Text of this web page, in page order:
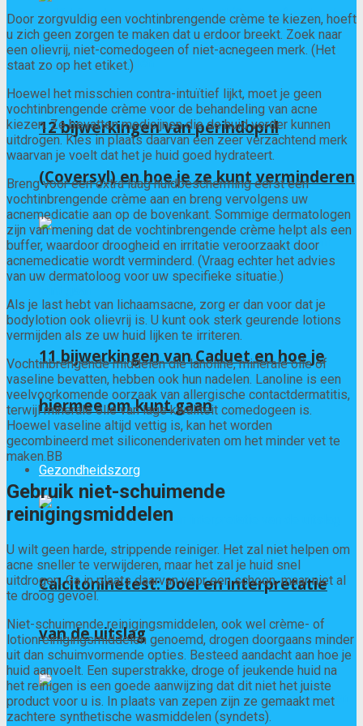
12 bijwerkingen van perindopril
(Coversyl) en hoe je ze kunt verminderen
11 bijwerkingen van Caduet en hoe je
hiermee om kunt gaan
Gezondheidszorg
Calcitoninetest: Doel en interpretatie
van de uitslag
Door zorgvuldig een vochtinbrengende crème te kiezen, hoeft
u zich geen zorgen te maken dat u erdoor breekt. Zoek naar
een olievrij, niet-comedogeen of niet-acnegeen merk. (Het
staat zo op het etiket.)
Hoewel het misschien contra-intuïtief lijkt, moet je geen
vochtinbrengende crème voor de behandeling van acne
kiezen. Ze bevatten medicijnen die de huid verder kunnen
uitdrogen. Kies in plaats daarvan een zeer verzachtend merk
waarvan je voelt dat het je huid goed hydrateert.
Breng voor een extra laag huidbescherming eerst een
vochtinbrengende crème aan en breng vervolgens uw
acnemedicatie aan op de bovenkant. Sommige dermatologen
zijn van mening dat de vochtinbrengende crème helpt als een
buffer, waardoor droogheid en irritatie veroorzaakt door
acnemedicatie wordt verminderd. (Vraag echter het advies
van uw dermatoloog voor uw specifieke situatie.)
Als je last hebt van lichaamsacne, zorg er dan voor dat je
bodylotion ook olievrij is. U kunt ook sterk geurende lotions
vermijden als ze uw huid lijken te irriteren.
Vochtinbrengende middelen die lanoline, minerale olie of
vaseline bevatten, hebben ook hun nadelen. Lanoline is een
veelvoorkomende oorzaak van allergische contactdermatitis,
terwijl minerale olie van lage kwaliteit comedogeen is.
Hoewel vaseline altijd vettig is, kan het worden
gecombineerd met siliconenderivaten om het minder vet te
maken. B B
Gebruik niet-schuimende
reinigingsmiddelen
U wilt geen harde, strippende reiniger. Het zal niet helpen om
acne sneller te verwijderen, maar het zal je huid snel
uitdrogen. Ga in plaats daarvan voor een schoon, maar niet al
te droog gevoel.
Niet-schuimende reinigingsmiddelen, ook wel crème- of
lotionreinigingsmiddelen genoemd, drogen doorgaans minder
uit dan schuimvormende opties. Besteed aandacht aan hoe je
huid aanvoelt. Een superstrakke, droge of jeukende huid na
het reinigen is een goede aanwijzing dat dit niet het juiste
product voor u is. In plaats van zepen zijn ze gemaakt met
zachtere synthetische wasmiddelen (syndets).